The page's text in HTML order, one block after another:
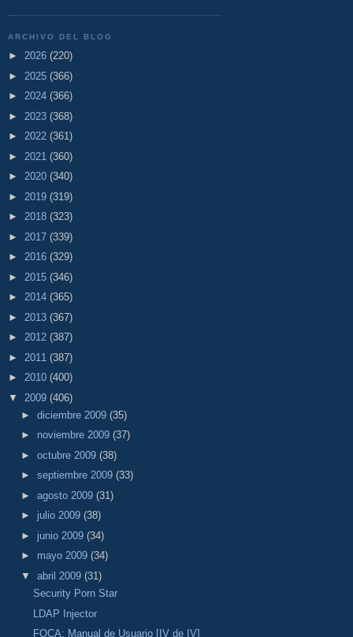
ARCHIVO DEL BLOG
► 2026 (220)
► 2025 (366)
► 2024 (366)
► 2023 (368)
► 2022 (361)
► 2021 (360)
► 2020 (340)
► 2019 (319)
► 2018 (323)
► 2017 (339)
► 2016 (329)
► 2015 (346)
► 2014 (365)
► 2013 (367)
► 2012 (387)
► 2011 (387)
► 2010 (400)
▼ 2009 (406)
► diciembre 2009 (35)
► noviembre 2009 (37)
► octubre 2009 (38)
► septiembre 2009 (33)
► agosto 2009 (31)
► julio 2009 (38)
► junio 2009 (34)
► mayo 2009 (34)
▼ abril 2009 (31)
Security Porn Star
LDAP Injector
FOCA: Manual de Usuario [IV de IV]